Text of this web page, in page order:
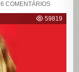
COMENTÁRIOSEM
59819